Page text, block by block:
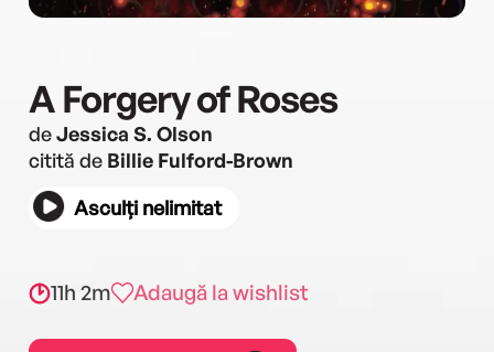
A Forgery of Roses
deJessica S. Olson
citită de Billie Fulford-Brown
Asculți nelimitat
11h 2m Adaugă la wishlist